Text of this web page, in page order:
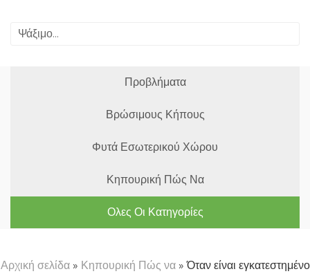
Προβλήματα
Βρώσιμους Κήπους
Φυτά Εσωτερικού Χώρου
Κηπουρική Πώς Να
Ολες Οι Κατηγορίες
Αρχική σελίδα» Κηπουρική Πώς να» Όταν είναι εγκατεστημένο